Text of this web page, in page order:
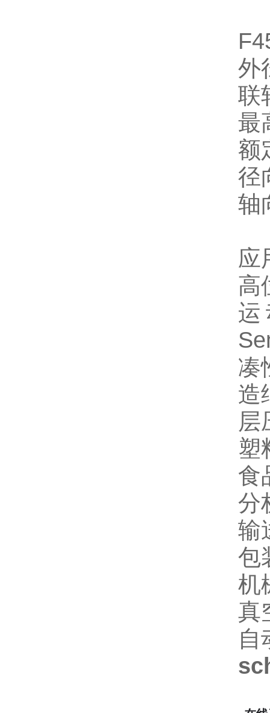
外
联
最
额
径
轴
应
高
凑
造
层
塑
食
分
输
包
机
真
自